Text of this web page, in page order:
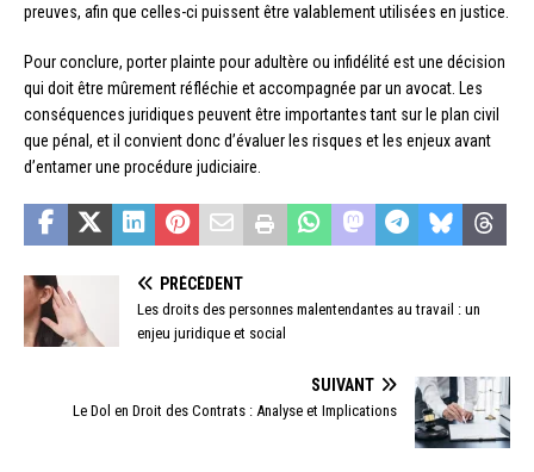
preuves, afin que celles-ci puissent être valablement utilisées en justice.
Pour conclure, porter plainte pour adultère ou infidélité est une décision
qui doit être mûrement réfléchie et accompagnée par un avocat. Les
conséquences juridiques peuvent être importantes tant sur le plan civil
que pénal, et il convient donc d’évaluer les risques et les enjeux avant
d’entamer une procédure judiciaire.
PRÉCÉDENT
Les droits des personnes malentendantes au travail : un
enjeu juridique et social
SUIVANT
Le Dol en Droit des Contrats : Analyse et Implications